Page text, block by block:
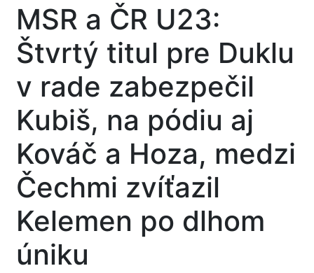
MSR a ČR U23:
Štvrtý titul pre Duklu
v rade zabezpečil
Kubiš, na pódiu aj
Kováč a Hoza, medzi
Čechmi zvíťazil
Kelemen po dlhom
úniku